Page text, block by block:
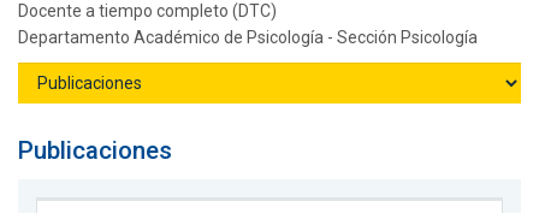
Docente a tiempo completo (DTC)
Departamento Académico de Psicología - Sección Psicología
Publicaciones